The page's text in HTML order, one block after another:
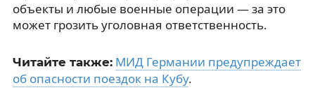
объекты и любые военные операции — за это
может грозить уголовная ответственность.
Читайте также: МИД Германии предупреждает
об опасности поездок на Кубу.